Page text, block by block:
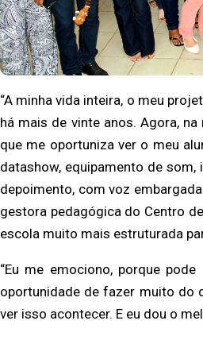
“A minha vida inteira, o meu
há mais de vinte anos. Agora,
que me oportuniza ver o meu
datashow, equipamento de som,
depoimento, com voz
gestora pedagógica do Centro
escola muito mais estruturada
“Eu me emociono, porque
oportunidade de fazer muito do
ver isso acontecer. E eu dou o